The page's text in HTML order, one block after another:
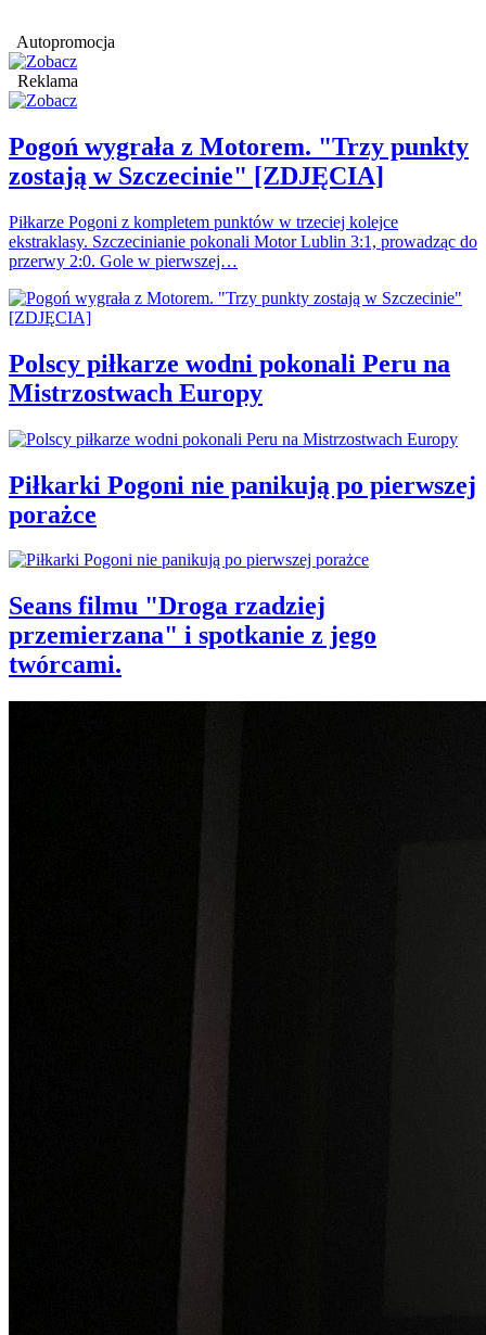
Autopromocja
Reklama
Pogoń wygrała z Motorem. "Trzy punkty
zostają w Szczecinie" [ZDJĘCIA]
Piłkarze Pogoni z kompletem punktów w trzeciej kolejce
ekstraklasy. Szczecinianie pokonali Motor Lublin 3:1, prowadząc do
przerwy 2:0. Gole w pierwszej…
Polscy piłkarze wodni pokonali Peru na
Mistrzostwach Europy
Piłkarki Pogoni nie panikują po pierwszej
porażce
Seans filmu "Droga rzadziej
przemierzana" i spotkanie z jego
twórcami.